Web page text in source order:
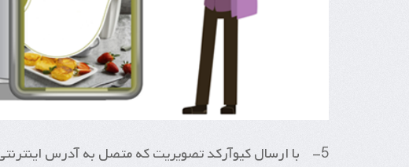
5- با ارسال کیوآرکد تصویریت که متصل به آدرس